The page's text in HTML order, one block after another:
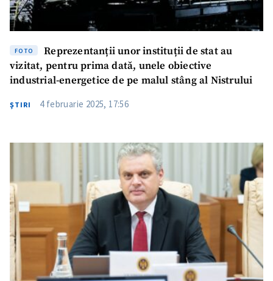
FOTO
Reprezentanții unor instituții de stat au
vizitat, pentru prima dată, unele obiective
industrial-energetice de pe malul stâng al Nistrului
ŞTIRI 4 februarie 2025, 17:56